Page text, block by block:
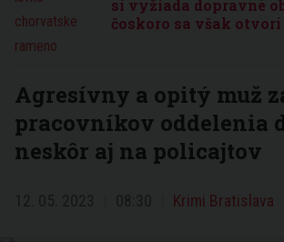
si vyžiada dopravné
čoskoro sa však otvorí
Agresívny a opitý muž
pracovníkov oddelenia
neskôr aj na policajtov
Krimi Bratislava